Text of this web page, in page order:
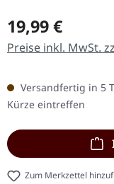
Regulärer Preis:
19,99 €
Preise inkl. MwSt.
Versandfertig in 5
Kürze eintreffen
Zum Merkzettel